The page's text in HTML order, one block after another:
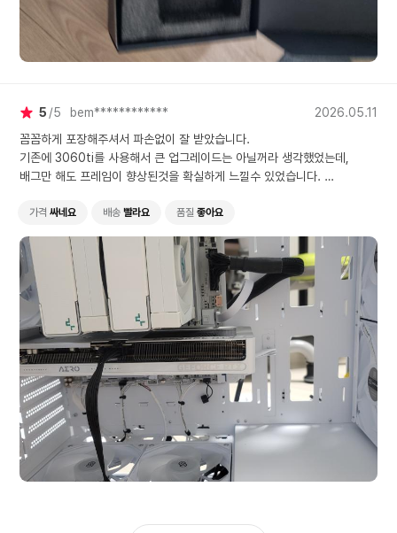
5 5 bem************
2026.05.11
꼼꼼하게 포장해주셔서 파손없이 잘 받았습니다.
기존에 3060ti를 사용해서 큰 업그레이드는 아닐꺼라 생각했었는데,
배그만 해도 프레임이 향상된것을 확실하게 느낄수 있었습니다.
무엇보다 그래픽카드만 검정이라 아쉬웠는데
가격 싸네요 배송 빨라요 품질 좋아요